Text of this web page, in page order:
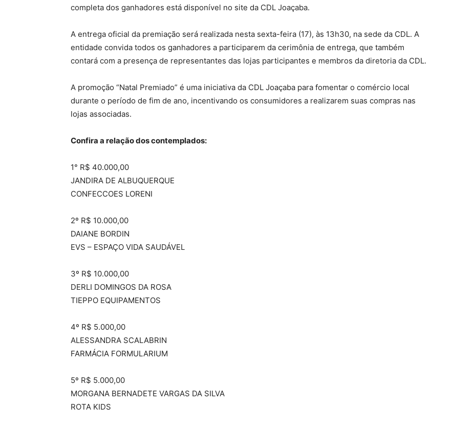
completa dos ganhadores está disponível no site da CDL Joaçaba.
A entrega oficial da premiação será realizada nesta sexta-feira (17), às 13h30, na sede da CDL. A
entidade convida todos os ganhadores a participarem da cerimônia de entrega, que também
contará com a presença de representantes das lojas participantes e membros da diretoria da CDL.
A promoção “Natal Premiado” é uma iniciativa da CDL Joaçaba para fomentar o comércio local
durante o período de fim de ano, incentivando os consumidores a realizarem suas compras nas
lojas associadas.
Confira a relação dos contemplados:
1° R$ 40.000,00
JANDIRA DE ALBUQUERQUE
CONFECCOES LORENI
2º R$ 10.000,00
DAIANE BORDIN
EVS – ESPAÇO VIDA SAUDÁVEL
3º R$ 10.000,00
DERLI DOMINGOS DA ROSA
TIEPPO EQUIPAMENTOS
4º R$ 5.000,00
ALESSANDRA SCALABRIN
FARMÁCIA FORMULARIUM
5º R$ 5.000,00
MORGANA BERNADETE VARGAS DA SILVA
ROTA KIDS